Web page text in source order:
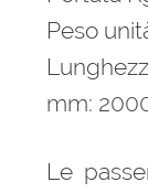
Peso
mm:
Le